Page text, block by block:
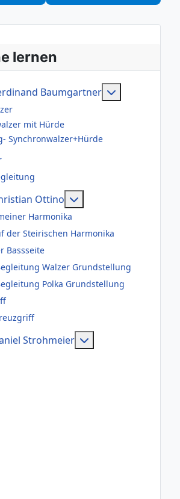
lernen
Baumgartner
mit Hürde
Synchronwalzer+Hürde
Ottino
Harmonika
der Steirischen Harmonika
Bassseite
Walzer Grundstellung
Polka Grundstellung
Strohmeier